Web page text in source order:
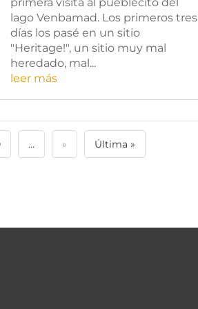
primera visita al pueblecito del
lago Venbamad. Los primeros tres
días los pasé en un sitio
"Heritage!", un sitio muy mal
heredado, mal...
leer más
... » Última »